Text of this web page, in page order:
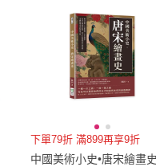
下單79折 滿899再享9折
中國美術小史•唐宋繪畫史